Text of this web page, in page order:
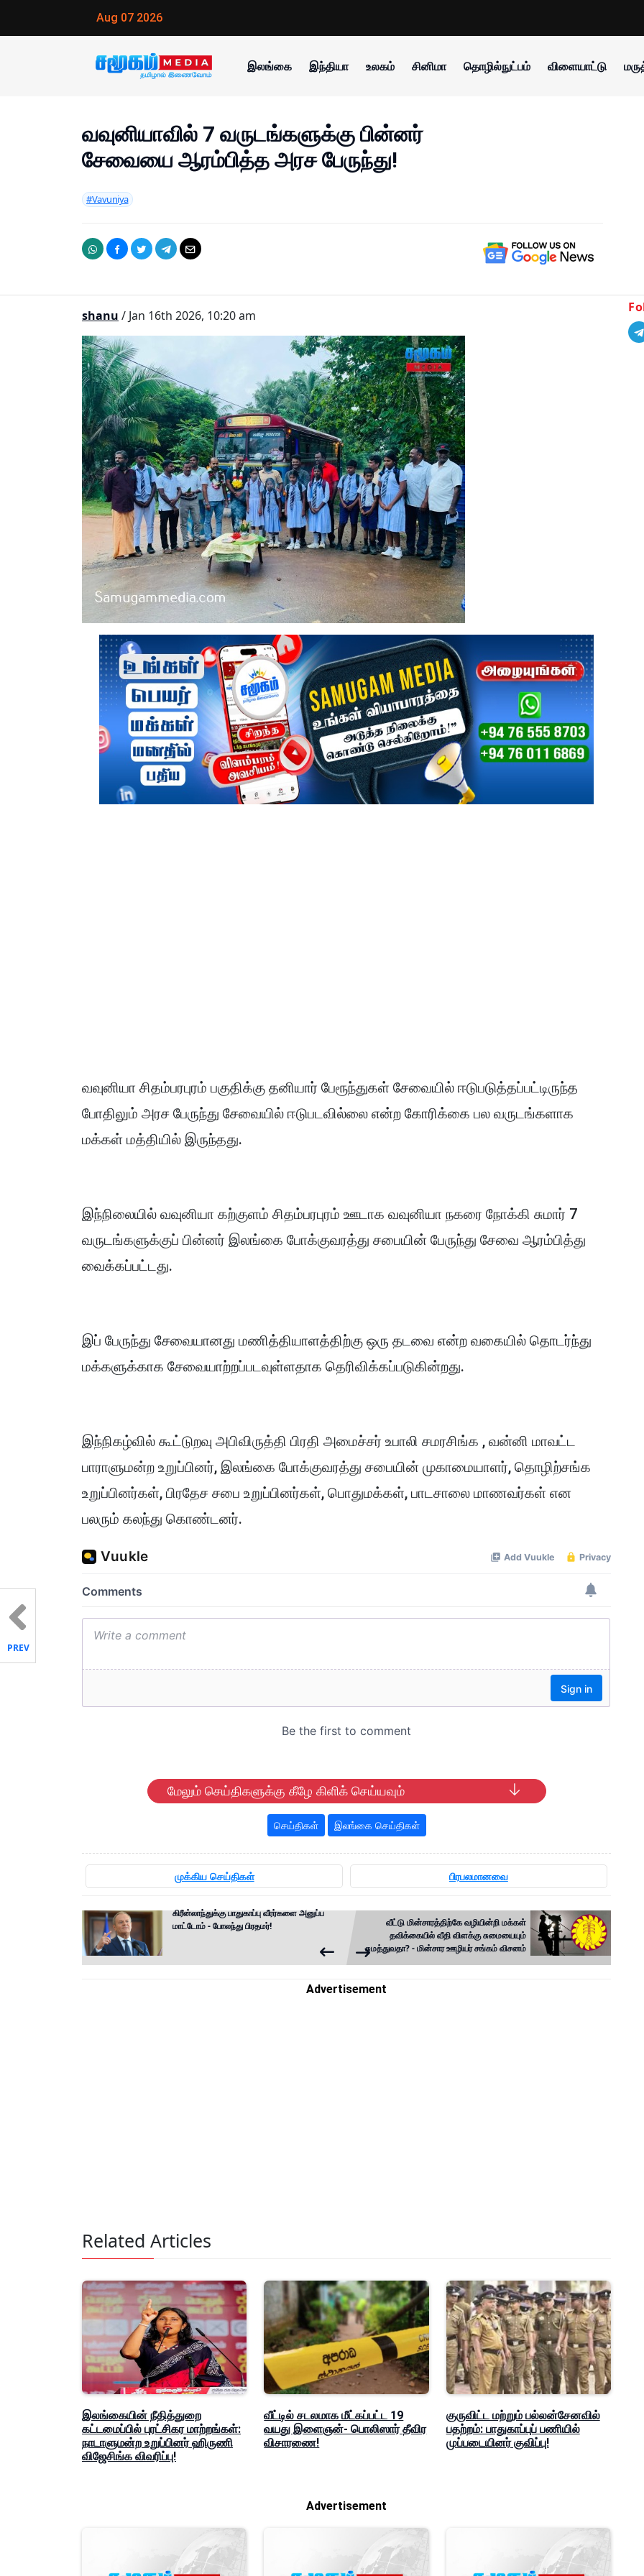
Aug 07 2026
இலங்கை இந்தியா உலகம் சினிமா தொழில்நுட்பம் விளையாட்டு
வவுனியாவில் 7 வருடங்களுக்கு பின்னர்
சேவையை ஆரம்பித்த அரச பேருந்து!
#Vavuniya
shanu / Jan 16th 2026, 10:20 am
வவுனியா சிதம்பரபுரம் பகுதிக்கு தனியார் பேரூந்துகள் சேவையில் ஈடுபடுத்தப்பட்டிருந்த
போதிலும் அரச பேருந்து சேவையில் ஈடுபடவில்லை என்ற கோரிக்கை பல வருடங்களாக
மக்கள் மத்தியில் இருந்தது.
இந்நிலையில் வவுனியா கற்குளம் சிதம்பரபுரம் ஊடாக வவுனியா நகரை நோக்கி சுமார் 7
வருடங்களுக்குப் பின்னர் இலங்கை போக்குவரத்து சபையின் பேருந்து சேவை ஆரம்பித்து
வைக்கப்பட்டது.
இப் பேருந்து சேவையானது மணித்தியாளத்திற்கு ஒரு தடவை என்ற வகையில் தொடர்ந்து
மக்களுக்காக சேவையாற்றப்படவுள்ளதாக தெரிவிக்கப்படுகின்றது.
இந்நிகழ்வில் கூட்டுறவு அபிவிருத்தி பிரதி அமைச்சர் உபாலி சமரசிங்க , வன்னி மாவட்ட
பாராளுமன்ற உறுப்பினர், இலங்கை போக்குவரத்து சபையின் முகாமையாளர், தொழிற்சங்க
உறுப்பினர்கள், பிரதேச சபை உறுப்பினர்கள், பொதுமக்கள், பாடசாலை மாணவர்கள் என
பலரும் கலந்து கொண்டனர்.
மேலும் செய்திகளுக்கு கீழே கிளிக் செய்யவும்
செய்திகள் இலங்கை செய்திகள்
முக்கிய செய்திகள் பிரபலமானவை
கிரீன்லாந்துக்கு பாதுகாப்பு வீரர்களை அனுப்ப
மாட்டோம் - போலந்து பிரதமர்!
வீட்டு மின்சாரத்திற்கே வழியின்றி மக்கள்
தவிக்கையில் வீதி விளக்கு சுமையையும்
சுமத்துவதா? - மின்சார ஊழியர் சங்கம் விசனம்
PREV
Advertisement
Related Articles
இலங்கையின் நீதித்துறை
கட்டமைப்பில் புரட்சிகர மாற்றங்கள்:
நாடாளுமன்ற உறுப்பினர் ஹிருணி
விஜேசிங்க விவரிப்பு!
வீட்டில் சடலமாக மீட்கப்பட்ட 19
வயது இளைஞன்- பொலிஸார் தீவிர
விசாரணை!
குருவிட்ட மற்றும் பல்லன்சேனவில்
பதற்றம்: பாதுகாப்புப் பணியில்
முப்படையினர் குவிப்பு!
Advertisement